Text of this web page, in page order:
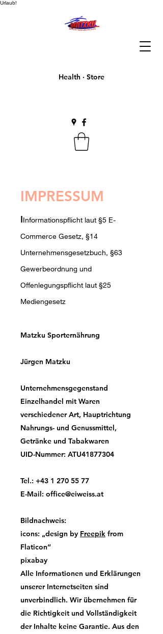
Urlaub!
Health · Store
IMPRESSUM
IInformationspflicht laut §5 E-
Commerce Gesetz, §14
Unternehmensgesetzbuch, §63
Gewerbeordnung und
Offenlegungspflicht laut §25
Mediengesetz
Matzku Sporternährung
Jürgen Matzku
Unternehmensgegenstand
Einzelhandel mit Waren
verschiedener Art, Hauptrichtung
Nahrungs- und Genussmittel,
Getränke und Tabakwaren
UID-Nummer: ATU41877304
Tel.: +43 1 270 55 77
E-Mail: office@eiweiss.at
Bildnachweis:
icons: „design by Freepik from
Flaticon“
pixabay
Alle Informationen und Erklärungen
unserer Internetseiten sind
unverbindlich. Wir übernehmen für
die Richtigkeit und Vollständigkeit
der Inhalte keine Garantie. Aus den